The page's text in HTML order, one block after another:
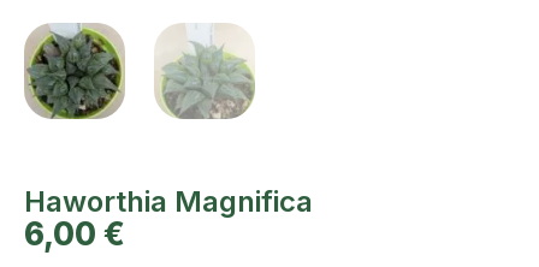
Haworthia Magnifica
6,00 €